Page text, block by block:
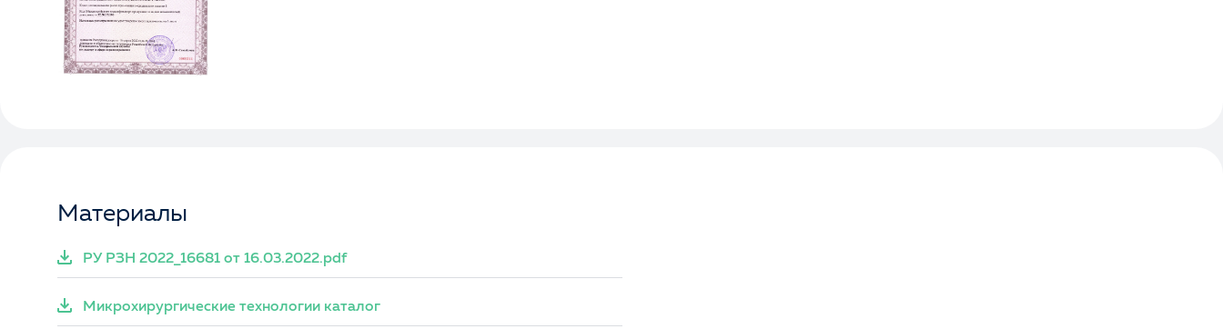
Материалы
РУ РЗН 2022_16681 от 16.03.2022.pdf
Микрохирургические технологии каталог